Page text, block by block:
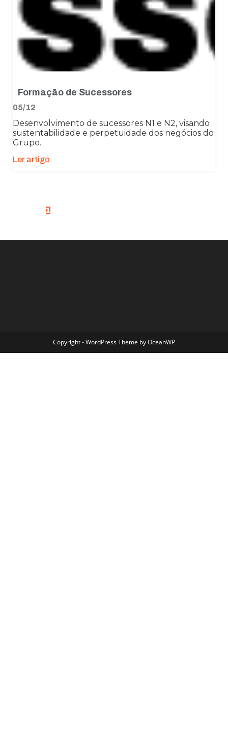
Formação de Sucessores
05/12
Desenvolvimento de sucessores N1 e N2, visando
sustentabilidade e perpetuidade dos negócios do
Grupo.
Ler artigo
1
Copyright - WordPress Theme by OceanWP